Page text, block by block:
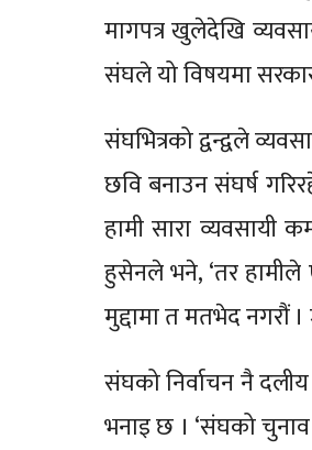
मागपत्र खुलेदेखि
संघले यो विषयमा
संघभित्रको द्वन्द्वले
छवि बनाउन संघर्ष
हामी सारा व्यवसायी
हुसेनले भने, ‘तर हामीले
मुद्दामा त मतभेद नगरौं
संघको निर्वाचन नै
भनाइ छ । ‘संघको